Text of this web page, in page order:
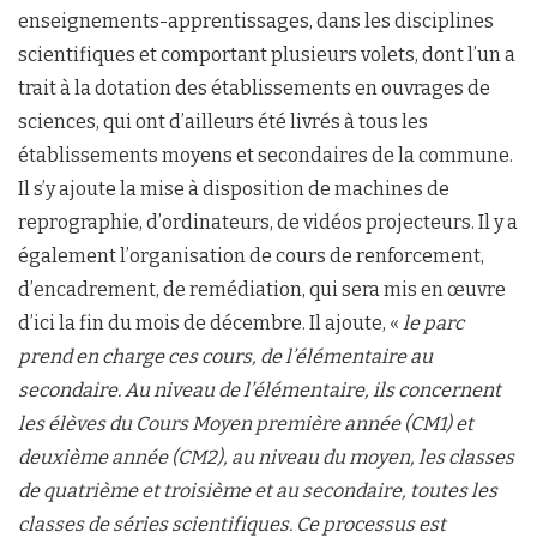
enseignements-apprentissages, dans les disciplines
scientifiques et comportant plusieurs volets, dont l’un a
trait à la dotation des établissements en ouvrages de
sciences, qui ont d’ailleurs été livrés à tous les
établissements moyens et secondaires de la commune.
Il s’y ajoute la mise à disposition de machines de
reprographie, d’ordinateurs, de vidéos projecteurs. Il y a
également l’organisation de cours de renforcement,
d’encadrement, de remédiation, qui sera mis en œuvre
d’ici la fin du mois de décembre. Il ajoute, « le parc
prend en charge ces cours, de l’élémentaire au
secondaire. Au niveau de l’élémentaire, ils concernent
les élèves du Cours Moyen première année (CM1) et
deuxième année (CM2), au niveau du moyen, les classes
de quatrième et troisième et au secondaire, toutes les
classes de séries scientifiques. Ce processus est